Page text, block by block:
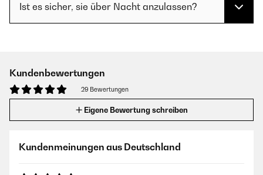
Ist es sicher, sie über Nacht anzulassen?
Kundenbewertungen
29 Bewertungen
Eigene Bewertung schreiben
Kundenmeinungen aus Deutschland